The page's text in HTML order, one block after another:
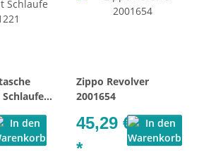
Zippo Revolver
2001654
45,29 €
*